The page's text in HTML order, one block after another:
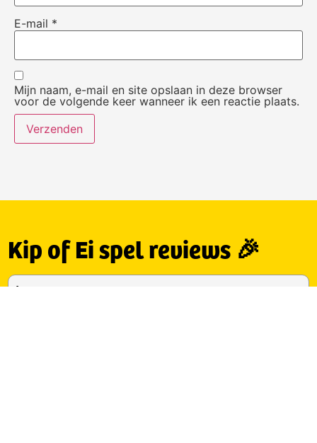
E-mail *
Mijn naam, e-mail en site opslaan in deze browser
voor de volgende keer wanneer ik een reactie plaats.
Kip of Ei spel reviews 🎉
Luc